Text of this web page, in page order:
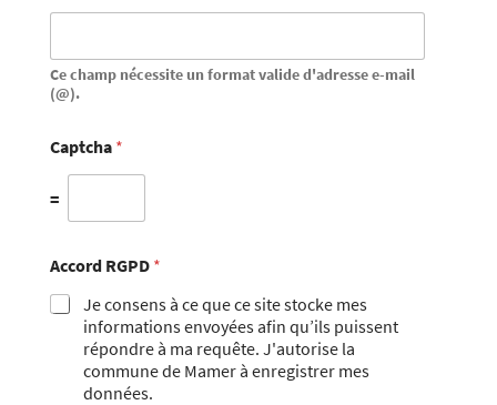
Ce champ nécessite un format valide d'adresse e-mail
(@).
Captcha *
=
Accord RGPD *
Je consens à ce que ce site stocke mes
informations envoyées afin qu’ils puissent
répondre à ma requête. J'autorise la
commune de Mamer à enregistrer mes
données.